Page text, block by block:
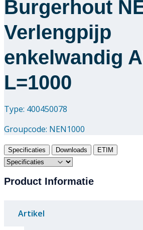
Burgerhout
Verlengpijp
enkelwandig
L=1000
Type: 400450078
Groupcode: NEN1000
Specificaties Downloads ETIM
Product Informatie
Artikel